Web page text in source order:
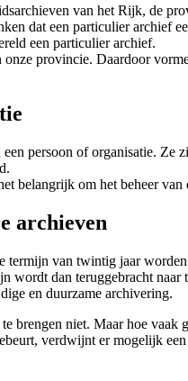
van het Rijk, de
dat een particulier
een particulier archief.
provincie. Daardoor
persoon of organisatie.
belangrijk om het beheer
archieven
termijn van twintig jaar
wordt dan teruggebracht
en duurzame archivering.
brengen niet. Maar hoe
verdwijnt er mogelijk